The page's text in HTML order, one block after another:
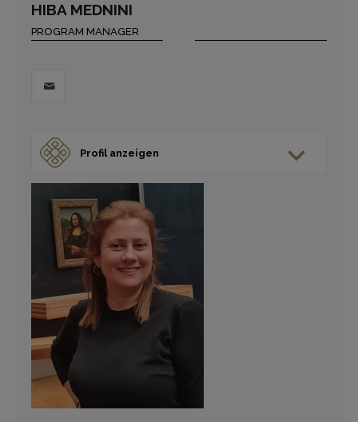
HIBA MEDNINI
PROGRAM MANAGER
Profil anzeigen